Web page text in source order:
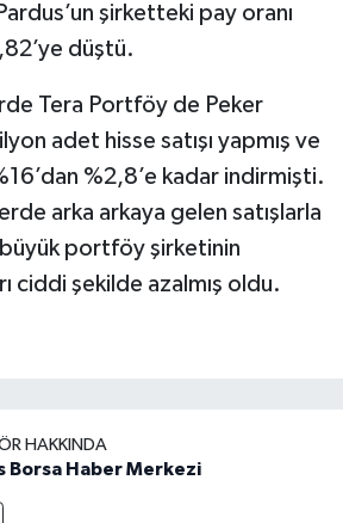
şirketteki pay oranı
düştü.
Tera Portföy de Peker
adet hisse satışı yapmış ve
%2,8’e kadar indirmişti.
arka arkaya gelen satışlarla
büyük portföy şirketinin
ciddi şekilde azalmış oldu.
HAKKINDA
Borsa Haber Merkezi